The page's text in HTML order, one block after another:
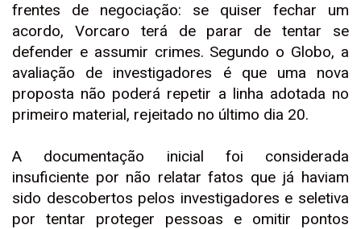
frentes de negociação: se quiser fechar um
acordo, Vorcaro terá de parar de tentar se
defender e assumir crimes. Segundo o Globo, a
avaliação de investigadores é que uma nova
proposta não poderá repetir a linha adotada no
primeiro material, rejeitado no último dia 20.
A documentação inicial foi considerada
insuficiente por não relatar fatos que já haviam
sido descobertos pelos investigadores e seletiva
por tentar proteger pessoas e omitir pontos